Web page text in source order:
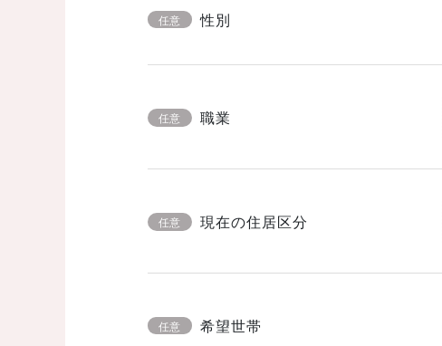
任意 性別
任意 職業
任意 現在の住居区分
任意 希望世帯